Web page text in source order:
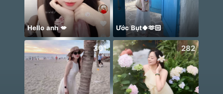
Hello anh 💋 Ước Bụt🍀🫶🏻
301 282